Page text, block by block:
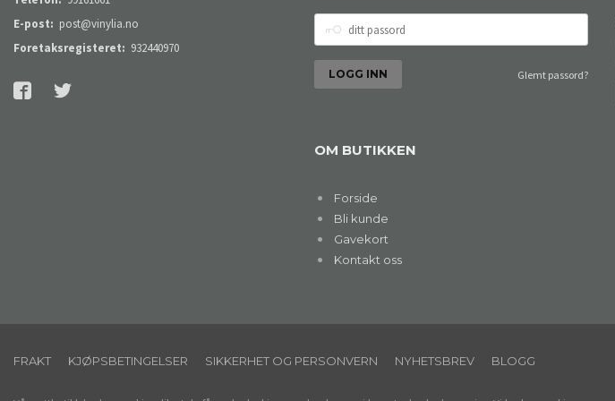
E-post: post@vinylia.no
Foretaksregisteret: 932440970
PASSORD
Glemt passord?
OM BUTIKKEN
Forside
Bli kunde
Gavekort
Kontakt oss
FRAKT KJØPSBETINGELSER SIKKERHET OG PERSONVERN NYHETSBREV BLOGG